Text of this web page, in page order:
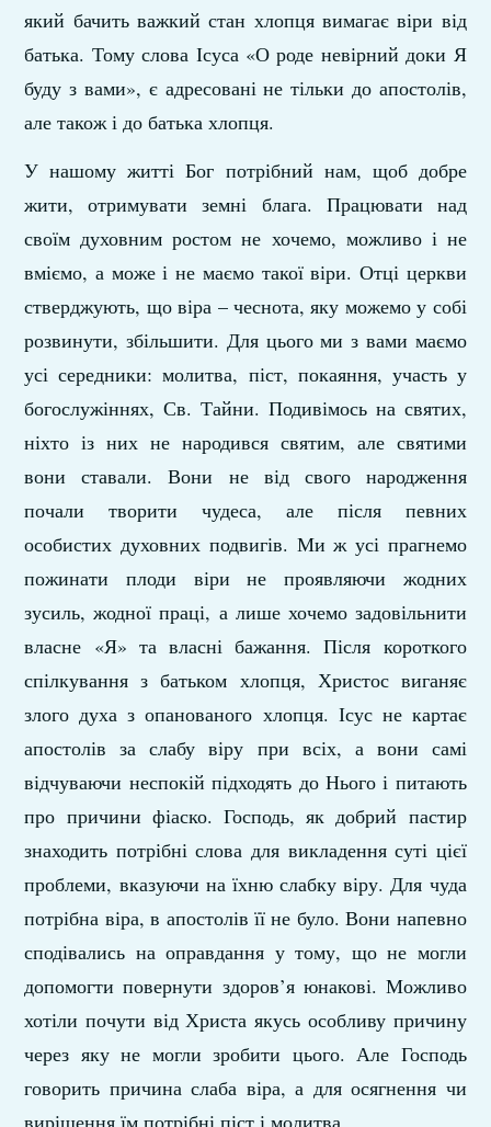
який бачить важкий стан хлопця вимагає віри від
батька. Тому слова Ісуса «О роде невірний доки Я
буду з вами», є адресовані не тільки до апостолів,
але також і до батька хлопця.
У нашому житті Бог потрібний нам, щоб добре
жити, отримувати земні блага. Працювати над
своїм духовним ростом не хочемо, можливо і не
вміємо, а може і не маємо такої віри. Отці церкви
стверджують, що віра – чеснота, яку можемо у собі
розвинути, збільшити. Для цього ми з вами маємо
усі середники: молитва, піст, покаяння, участь у
богослужіннях, Св. Тайни. Подивімось на святих,
ніхто із них не народився святим, але святими
вони ставали. Вони не від свого народження
почали творити чудеса, але після певних
особистих духовних подвигів. Ми ж усі прагнемо
пожинати плоди віри не проявляючи жодних
зусиль, жодної праці, а лише хочемо задовільнити
власне «Я» та власні бажання. Після короткого
спілкування з батьком хлопця, Христос виганяє
злого духа з опанованого хлопця. Ісус не картає
апостолів за слабу віру при всіх, а вони самі
відчуваючи неспокій підходять до Нього і питають
про причини фіаско. Господь, як добрий пастир
знаходить потрібні слова для викладення суті цієї
проблеми, вказуючи на їхню слабку віру. Для чуда
потрібна віра, в апостолів її не було. Вони напевно
сподівались на оправдання у тому, що не могли
допомогти повернути здоров’я юнакові. Можливо
хотіли почути від Христа якусь особливу причину
через яку не могли зробити цього. Але Господь
говорить причина слаба віра, а для осягнення чи
вирішення їм потрібні піст і молитва.